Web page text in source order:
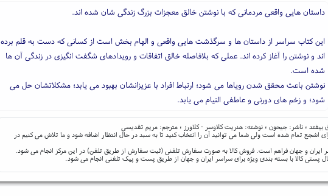
داستان هایی واقعی مردمانی که با نوشتن خالق معجزات بزرگ زندگی شان شده اند.
این کتاب سراسر از داستان ها و سرگذشت هایی واقعی و الهام بخش است از کسانی که دست به قلم برده
اند و نوشتن را آغاز کرده اند. عملی که بلافاصله خالق اتفاقات و رویدادهای شگفت انگیزی در زندگی آن ها
شده است.
نوشتن باعث محقق شدن رویاها می شود؛ ارتباط افراد با عزیزانشان بهبود می یابد؛ مشکلاتشان حل می
شود؛ و زخم های دورنی و عاطفی التیام می یابد.
بیفتد ؛ ناشر: جیحون ؛ نوشته: هنریت کلاوسر - کلاورز ؛ مترجم: مریم تقدیسی
اشجع تمام شده است ولی شما می توانید آن را انتخاب کنید تا به سبد در حال انتظار اضافه شود و ما تلاش می کنیم در
ایران و جهان فراهم است. فروش کالا به صورت سفارش تلفنی (ثبت سفارش از طریق تلفن) در این مرکز انجام می شود.
پستی کالا با بسته بندی ویژه برای سراسر ایران و جهان از طریق پست و پیک تلفنی انجام می شود.